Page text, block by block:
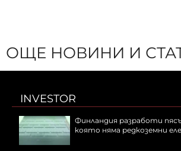
ОЩЕ НОВИНИ И
INVESTOR
Финландия разработи
която няма редкоземни